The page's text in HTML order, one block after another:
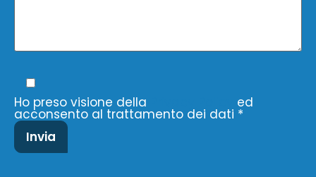
Ho preso visione della ed
acconsento al trattamento dei dati *